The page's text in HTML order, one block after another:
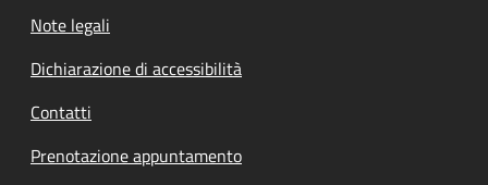
Note legali
Dichiarazione di accessibilità
Contatti
Prenotazione appuntamento